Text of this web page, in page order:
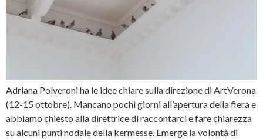
Adriana Polveroni ha le idee chiare sulla direzione di ArtVerona
(12-15 ottobre). Mancano pochi giorni all’apertura della fiera e
abbiamo chiesto alla direttrice di raccontarci e fare chiarezza
su alcuni punti nodale della kermesse. Emerge la volontà di